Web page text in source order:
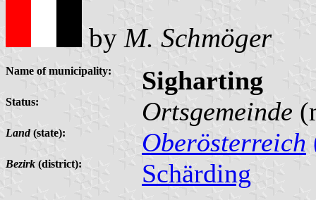
by M. Schmöger
Name of municipality: Sigharting
Status: Ortsgemeinde
Land(state): Oberösterreich
Bezirk (district): Schärding